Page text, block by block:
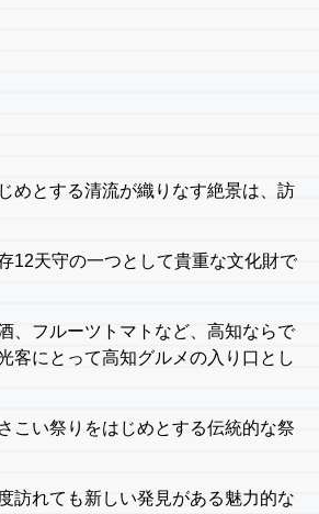
めとする清流が織りなす絶景は、訪
12天守の一つとして貴重な文化財で
、フルーツトマトなど、高知ならで
客にとって高知グルメの入り口とし
こい祭りをはじめとする伝統的な祭
訪れても新しい発見がある魅力的な